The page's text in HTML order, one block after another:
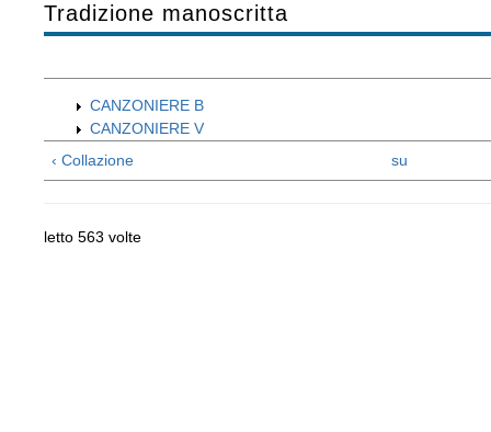
Tradizione manoscritta
CANZONIERE B
CANZONIERE V
‹ Collazione
su
letto 563 volte